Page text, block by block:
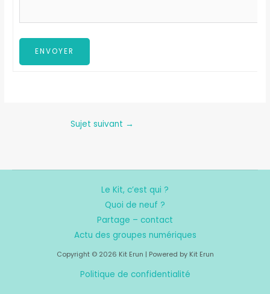
ENVOYER
Sujet suivant →
Le Kit, c’est qui ?
Quoi de neuf ?
Partage – contact
Actu des groupes numériques
Copyright © 2026 Kit Erun | Powered by Kit Erun
Politique de confidentialité